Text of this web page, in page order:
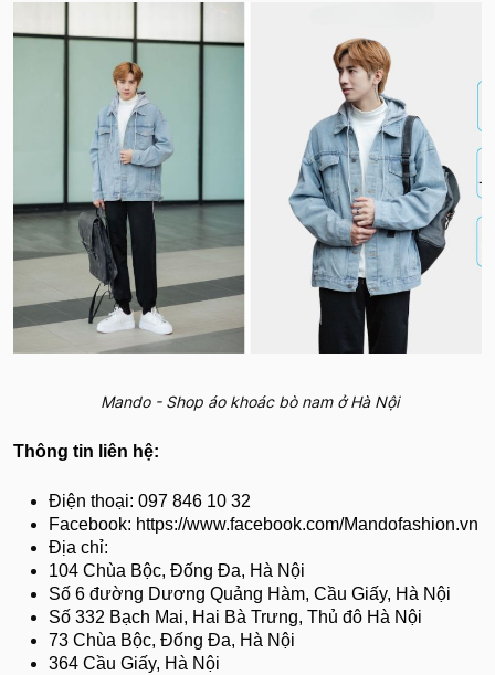
Mando - Shop áo khoác bò nam ở Hà Nội
Thông tin liên hệ:
Điện thoại: 097 846 10 32
Facebook: https://www.facebook.com/Mandofashion.vn
Địa chỉ:
104 Chùa Bộc, Đống Đa, Hà Nội
Số 6 đường Dương Quảng Hàm, Cầu Giấy, Hà Nội
Số 332 Bạch Mai, Hai Bà Trưng, Thủ đô Hà Nội
73 Chùa Bộc, Đống Đa, Hà Nội
364 Cầu Giấy, Hà Nội